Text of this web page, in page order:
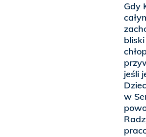
Gdy
jeśli
w